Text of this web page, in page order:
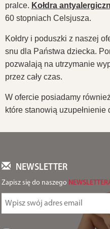
pralce. Kołdra
60 stopniach Celsjusza.
Kołdry i poduszki z naszej
snu dla Państwa dziecka.
pozwalają na utrzymanie
przez cały czas.
W ofercie posiadamy również
które stanowią
NEWSLETTER
Zapisz się do naszego